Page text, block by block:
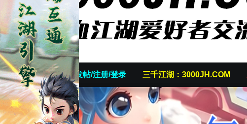
首页 发帖/注册/登录 三千江湖：3000JH.COM